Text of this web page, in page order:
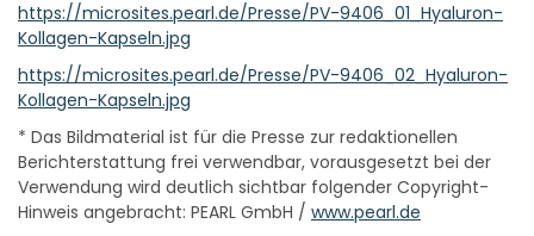
https://microsites.pearl.de/Presse/PV-9406_01_Hyaluron-
Kollagen-Kapseln.jpg
https://microsites.pearl.de/Presse/PV-9406_02_Hyaluron-
Kollagen-Kapseln.jpg
* Das Bildmaterial ist für die Presse zur redaktionellen
Berichterstattung frei verwendbar, vorausgesetzt bei der
Verwendung wird deutlich sichtbar folgender Copyright-
Hinweis angebracht: PEARL GmbH / www.pearl.de